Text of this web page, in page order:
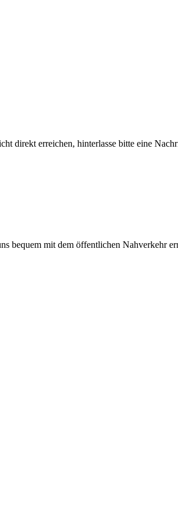
direkt erreichen, hinterlasse bitte eine
bequem mit dem öffentlichen Nahverkehr